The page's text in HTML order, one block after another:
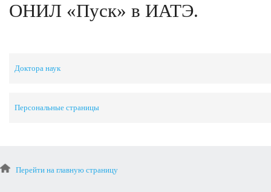
ОНИЛ «Пуск» в ИАТЭ.
Доктора наук
Персональные страницы
Перейти на главную страницу